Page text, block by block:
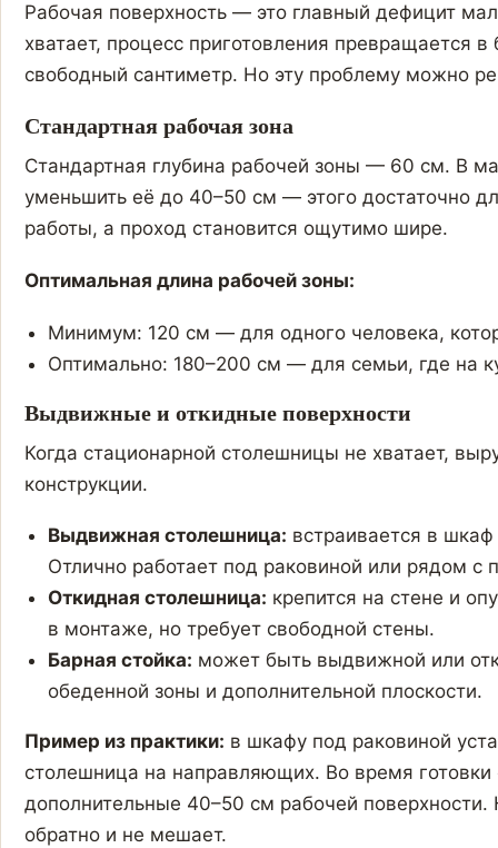
Рабочая поверхность — это главный дефицит
хватает, процесс приготовления превращается
свободный сантиметр. Но эту проблему можно
Стандартная рабочая зона
Стандартная глубина рабочей зоны — 60 см. В
уменьшить её до 40–50 см — этого достаточно
работы, а проход становится ощутимо шире.
Оптимальная длина рабочей зоны:
Минимум: 120 см — для одного человека,
Оптимально: 180–200 см — для семьи, где на
Выдвижные и откидные поверхности
Когда стационарной столешницы не хватает,
конструкции.
Выдвижная столешница: встраивается в
Отлично работает под раковиной или рядом с
Откидная столешница: крепится на стене и
в монтаже, но требует свободной стены.
Барная стойка: может быть выдвижной или
обеденной зоны и дополнительной плоскости.
Пример из практики: в шкафу под раковиной
столешница на направляющих. Во время
дополнительные 40–50 см рабочей
обратно и не мешает.